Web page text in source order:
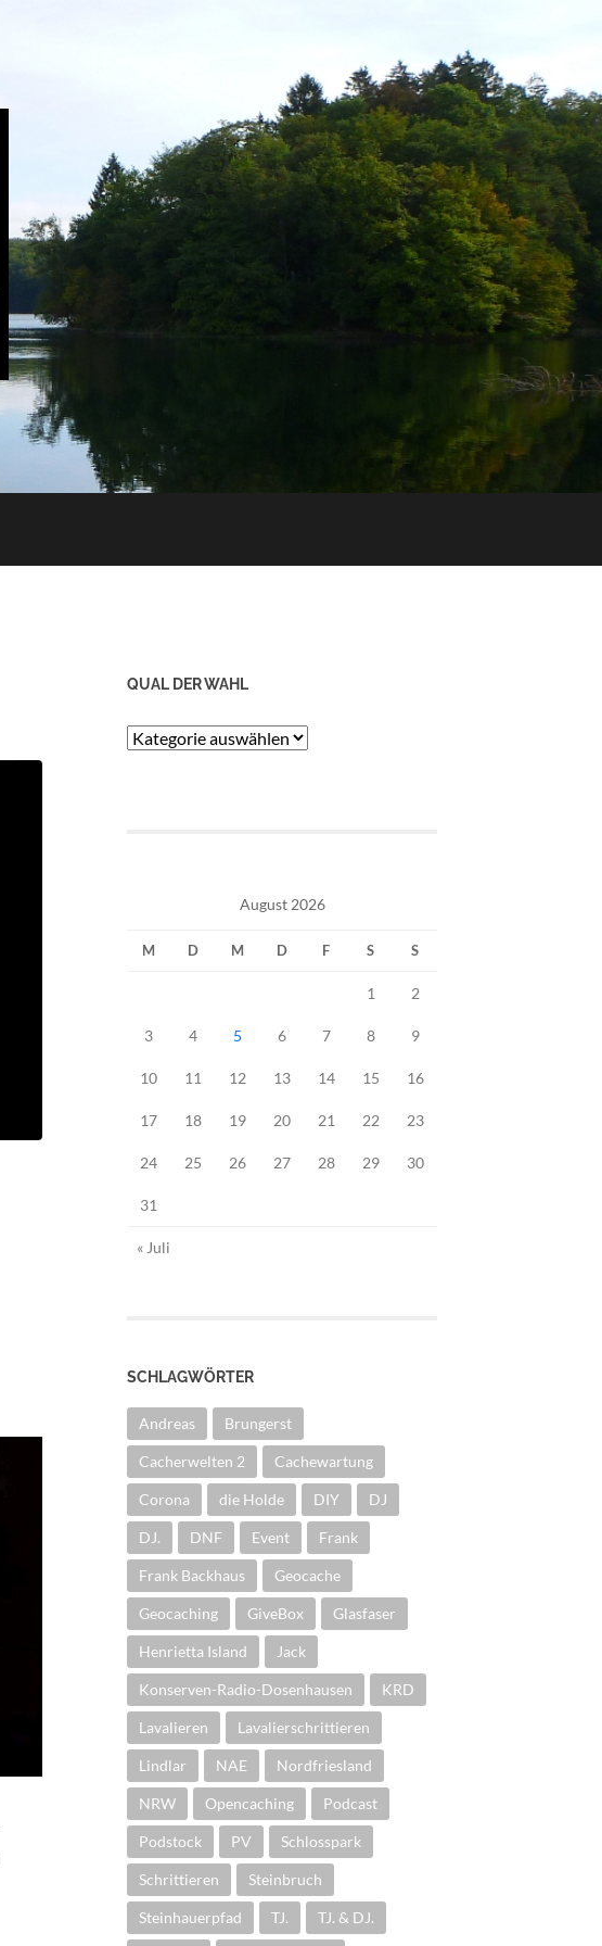
QUAL DER WAHL
Qual
August 2026
M D M D F S S
1 2
3 4 5 6 7 8 9
10 11 12 13 14 15 16
17 18 19 20 21 22 23
24 25 26 27 28 29 30
31
« Juli
SCHLAGWÖRTER
Andreas Brungerst
Cacherwelten 2 Cachewartung
Corona die Holde DIY DJ
DJ. DNF Event Frank
Frank Backhaus Geocache
Geocaching GiveBox Glasfaser
Henrietta Island Jack
Konserven-Radio-Dosenhausen KRD
Lavalieren Lavalierschrittieren
Lindlar NAE Nordfriesland
NRW Opencaching Podcast
Podstock PV Schlosspark
Schrittieren Steinbruch
Steinhauerpfad TJ. TJ. & DJ.